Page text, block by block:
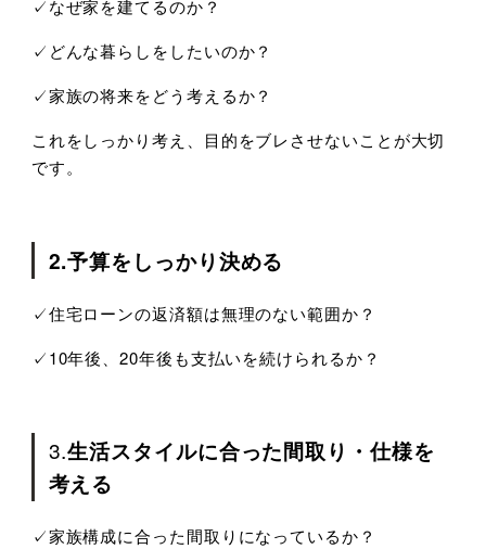
✓なぜ家を建てるのか？
✓どんな暮らしをしたいのか？
✓家族の将来をどう考えるか？
これをしっかり考え、目的をブレさせないことが大切
です。
2.予算をしっかり決める
✓住宅ローンの返済額は無理のない範囲か？
✓10年後、20年後も支払いを続けられるか？
3.生活スタイルに合った間取り・仕様を
考える
✓家族構成に合った間取りになっているか？